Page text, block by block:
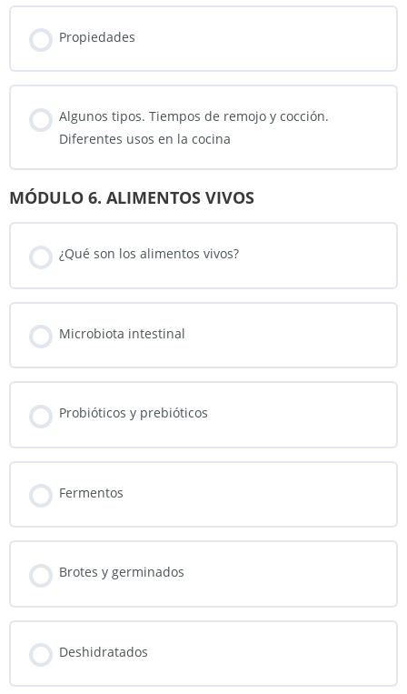
Propiedades
Algunos tipos. Tiempos de remojo y cocción.
Diferentes usos en la cocina
MÓDULO 6. ALIMENTOS VIVOS
¿Qué son los alimentos vivos?
Microbiota intestinal
Probióticos y prebióticos
Fermentos
Brotes y germinados
Deshidratados